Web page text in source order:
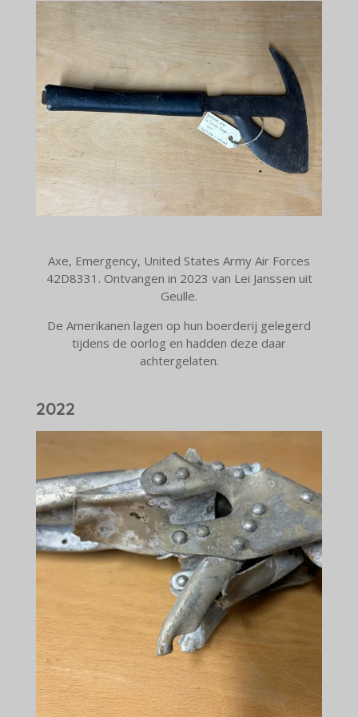
Axe, Emergency, United States Army Air Forces
42D8331. Ontvangen in 2023 van Lei Janssen uit
Geulle.
De Amerikanen lagen op hun boerderij gelegerd
tijdens de oorlog en hadden deze daar
achtergelaten.
2022